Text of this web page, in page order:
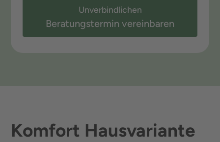
Unverbindlichen
Beratungstermin vereinbaren
Komfort Hausvariante